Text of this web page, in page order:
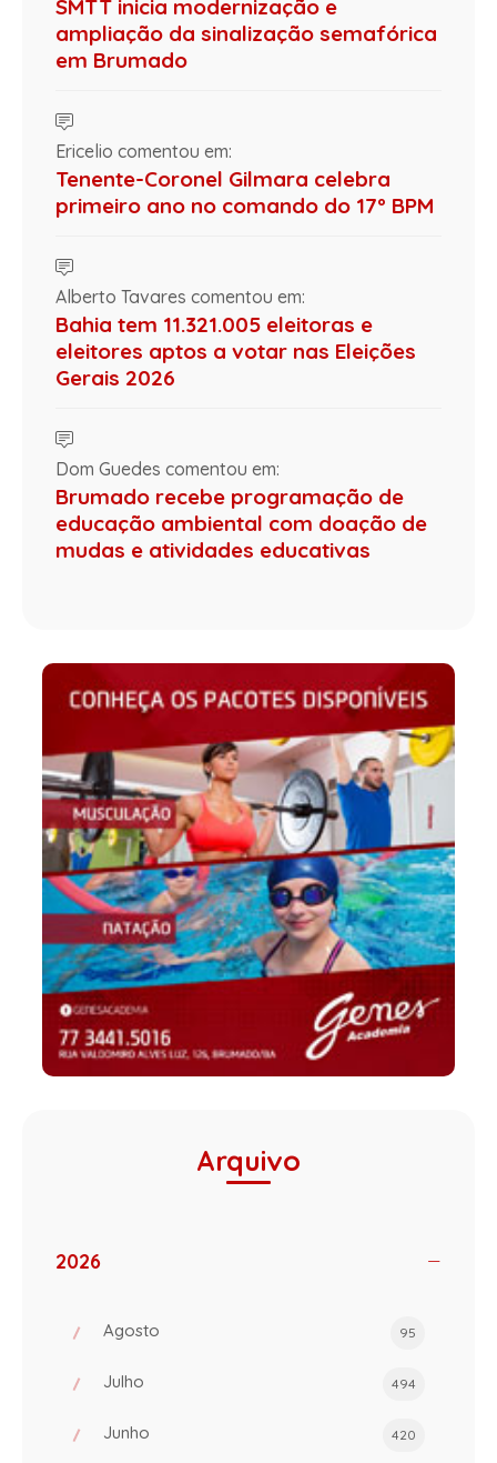
SMTT inicia modernização e
ampliação da sinalização semafórica
em Brumado
Ericelio comentou em:
Tenente-Coronel Gilmara celebra
primeiro ano no comando do 17º BPM
Alberto Tavares comentou em:
Bahia tem 11.321.005 eleitoras e
eleitores aptos a votar nas Eleições
Gerais 2026
Dom Guedes comentou em:
Brumado recebe programação de
educação ambiental com doação de
mudas e atividades educativas
Arquivo
2026
Agosto 95
Julho 494
Junho 420